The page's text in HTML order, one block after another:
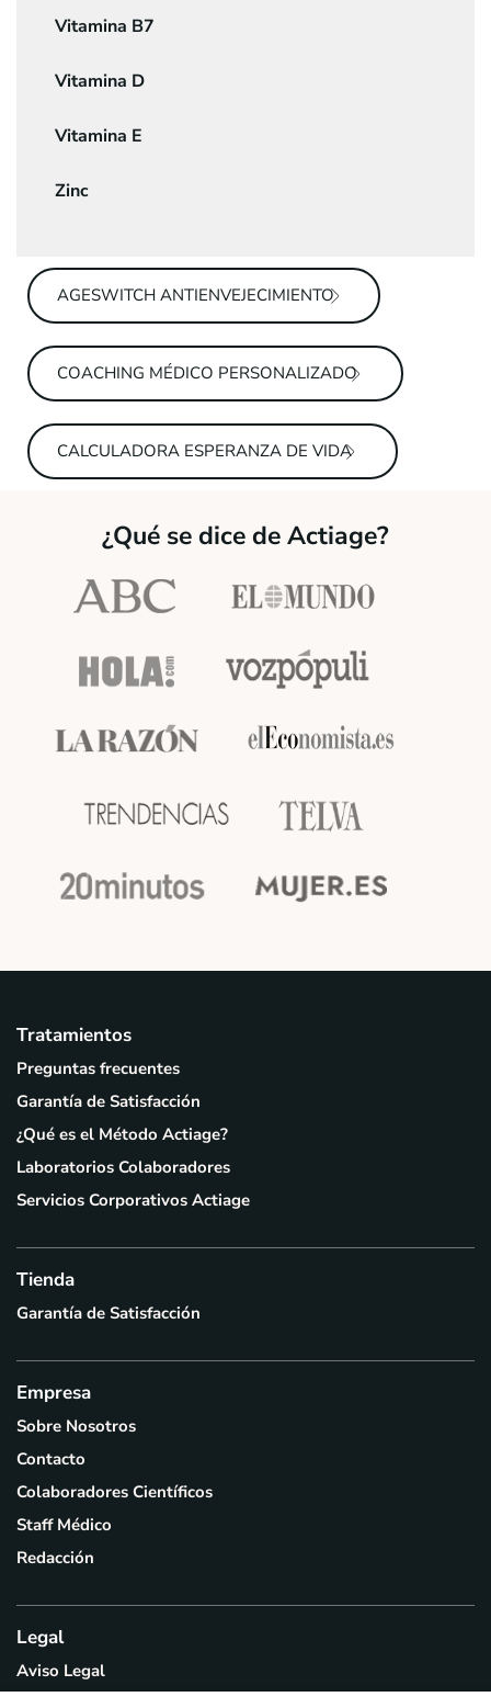
Vitamina B7
Vitamina D
Vitamina E
Zinc
AGESWITCH ANTIENVEJECIMIENTO
COACHING MÉDICO PERSONALIZADO
CALCULADORA ESPERANZA DE VIDA
¿Qué se dice de Actiage?
Tratamientos
Preguntas frecuentes
Garantía de Satisfacción
¿Qué es el Método Actiage?
Laboratorios Colaboradores
Servicios Corporativos Actiage
Tienda
Garantía de Satisfacción
Empresa
Sobre Nosotros
Contacto
Colaboradores Científicos
Staff Médico
Redacción
Legal
Aviso Legal